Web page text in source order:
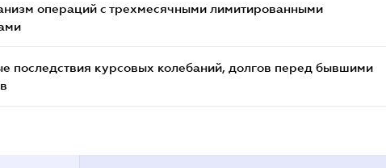
операций с трехмесячными лимитированными
последствия курсовых колебаний, долгов перед бывшими